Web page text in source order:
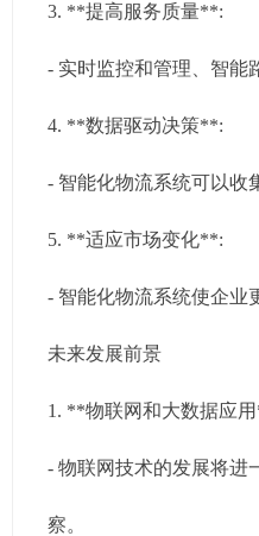
3. **提高服务质量**:
- 实时监控和管理、智能
4. **数据驱动决策**:
- 智能化物流系统可以收
5. **适应市场变化**:
- 智能化物流系统使企业
未来发展前景
1. **物联网和大数据应
- 物联网技术的发展将进
察。